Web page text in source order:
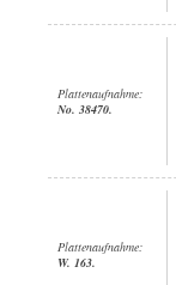
Plattenaufnahme:
No. 38470.
Plattenaufnahme:
W. 163.